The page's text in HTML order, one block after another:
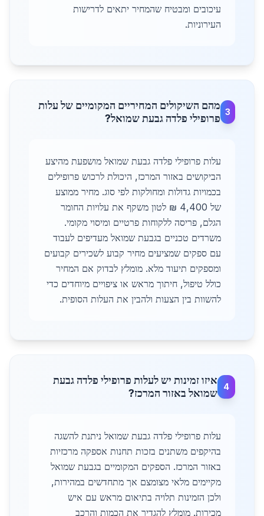
עיכובים ומבטיח שהמחיר יתאים לדרישות
העירוניות.
3
מהם השיקולים המחיריים המקומיים של עלות
פרופילי פלדה גבעת שמואל?
עלות פרופילי פלדה גבעת שמואל מושפעת מהיצע
הביקושים באזור המרכז, היכולת לרכוש פרופילים
בכמויות גדולות ומחולקות לפי סוג. מחיר ממוצע
של 4,400 ₪ לטון משקף את עלויות החומר
הגלם, פריסה ללקוחות פרטיים ומיסוי מקומי.
משרדים טכניים בגבעת שמואל מעדיפים לעבוד
עם ספקים שמציעים מחיר קבוע לשכירים קבועים
ומספקים תיעוד מלא. מומלץ לבדוק אם המחיר
כולל טיפול, חיתוך מראש או ציפויים מיוחדים כדי
להשוות בין הצעות ולהבין את העלות הסופית.
4
איזו זמינות יש לעלות פרופילי פלדה גבעת
שמואל באזור המרכז?
עלות פרופילי פלדה גבעת שמואל ניתנת להשגה
בהיקפים משתנים בזכות תחנות אספקה מרכזיות
באזור המרכז. הספקים המקומיים בגבעת שמואל
מקיימים מלאי מצומצם אך מתחדשים במהירות,
ולכן הזמינות תלויה בתיאום מראש עם איש
מכירות. מומלץ להגדיר את הכמות והרכב